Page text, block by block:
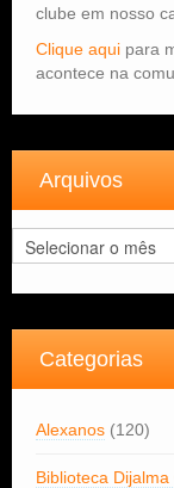
clube em nosso
Clique aqui para
acontece na
Arquivos
Arquivos
Categorias
Alexanos (120)
Biblioteca Dijalma